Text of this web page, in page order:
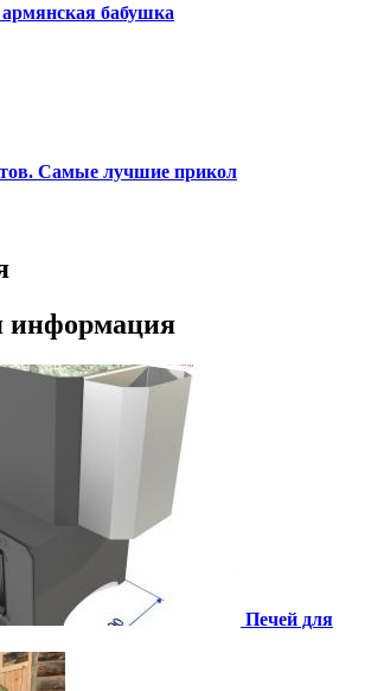
бабушка
Самые лучшие прикол
информация
Печей для